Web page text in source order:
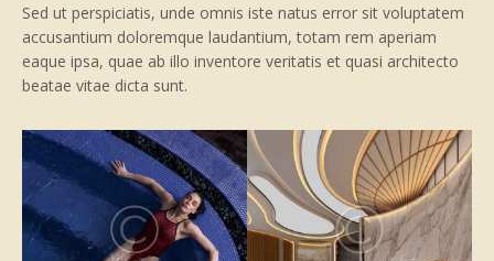
Sed ut perspiciatis, unde omnis iste natus error sit voluptatem
accusantium doloremque laudantium, totam rem aperiam
eaque ipsa, quae ab illo inventore veritatis et quasi architecto
beatae vitae dicta sunt.